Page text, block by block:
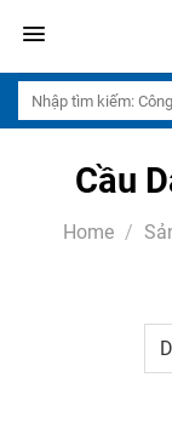
content
Search
for:
Cầu
Home /